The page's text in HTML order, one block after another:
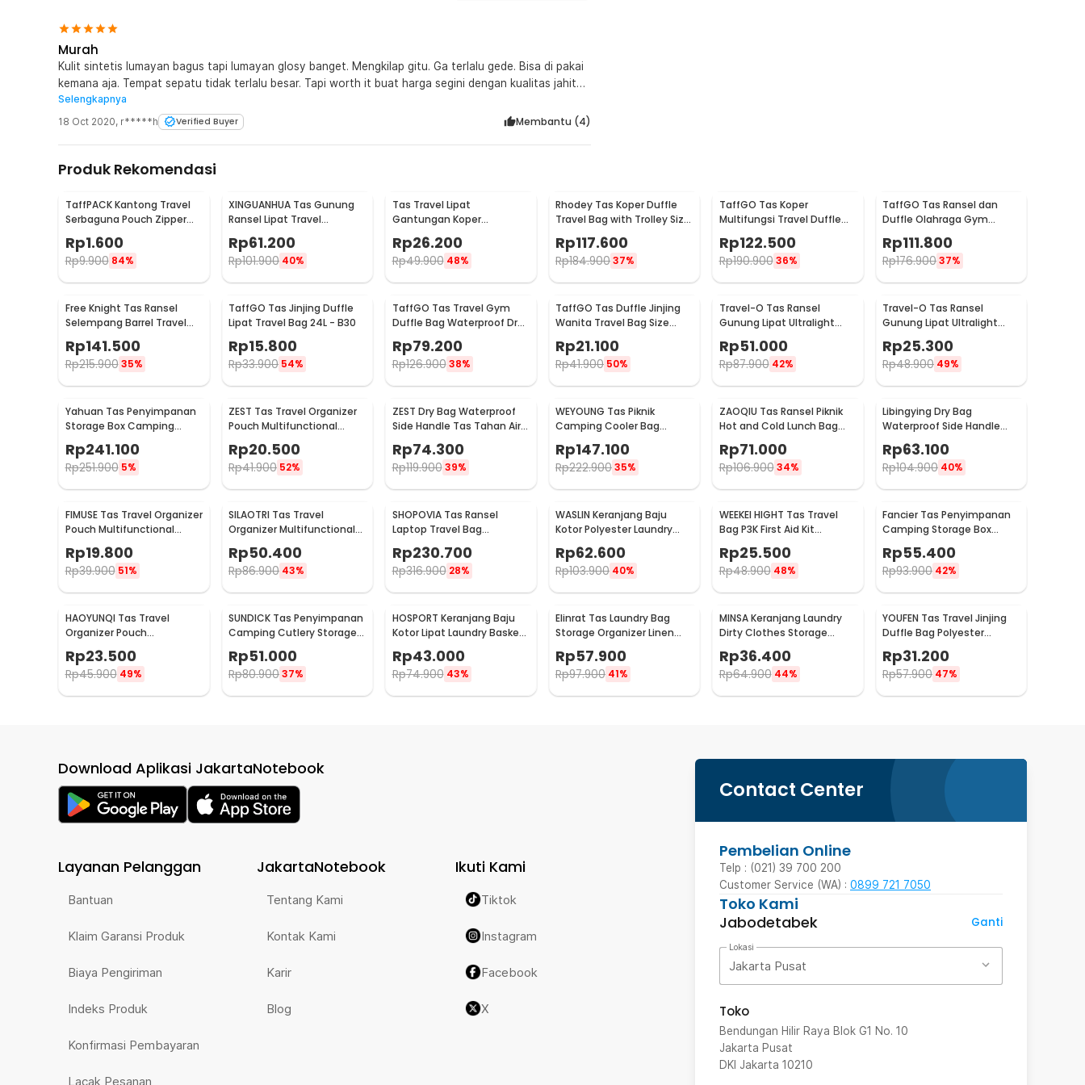
Murah
Kulit sintetis lumayan bagus tapi lumayan glosy banget. Mengkilap gitu. Ga terlalu gede. Bisa di pakai
kemana aja. Tempat sepatu tidak terlalu besar. Tapi worth it buat harga segini dengan kualitas jahitan
bagus dan bahan yang tidak terlihat murah
Selengkapnya
18 Oct 2020, r*****h Verified Buyer Membantu (4)
Produk Rekomendasi
TaffPACK Kantong Travel
Serbaguna Pouch Zipper
Organizer 1 PCS - CC-003
Rp1.600
Rp9.900 84%
XINGUANHUA Tas Gunung
Ransel Lipat Travel
Backpack Waterproof 17L -
GC17
Rp61.200
Rp101.900 40%
Tas Travel Lipat
Gantungan Koper
Waterproof Portable
Folding Bag 32L - SW1014
Rp26.200
Rp49.900 48%
Rhodey Tas Koper Duffle
Travel Bag with Trolley Size
Rp117.600
Rp184.90037%
TaffGO Tas Koper
Multifungsi Travel Duffle
Concept Eyes - D30
Rp122.500
Rp190.900 36%
TaffGO Tas Ransel dan
Duffle Olahraga Gym
Fitness Bag 2in1 Polyester -
T90
Rp111.800
Rp176.90037%
Free Knight Tas Ransel
Selempang Barrel Travel
CC05
Rp141.500
Rp215.900 35%
TaffGO Tas Jinjing Duffle
Lipat Travel Bag 24L - B30
Rp15.800
Rp33.900 54%
TaffGO Tas Travel Gym
Duffle Bag Waterproof Dry
Rp79.200
Rp126.900 38%
TaffGO Tas Duffle Jinjing
Wanita Travel Bag Size
Rp21.100
Rp41.900 50%
Travel-O Tas Ransel
Gunung Lipat Ultralight
LC19
Rp51.000
Rp87.900 42%
Travel-O Tas Ransel
Gunung Lipat Ultralight
Backpack Waterproof -
LC21
Rp25.300
Rp48.900 49%
Yahuan Tas Penyimpanan
Storage Box Camping
- YN-29
Rp241.100
Rp251.900 5%
ZEST Tas Travel Organizer
Pouch Multifunctional
BM012N1019
Rp20.500
Rp41.900 52%
ZEST Dry Bag Waterproof
Side Handle Tas Tahan Air
Poliester PVC Nilon 10L -
OB109
Rp74.300
Rp119.900 39%
WEYOUNG Tas Piknik
Camping Cooler Bag
H42
Rp147.100
Rp222.90035%
ZAOQIU Tas Ransel Piknik
Hot and Cold Lunch Bag
Rp71.000
Rp106.900 34%
Libingying Dry Bag
Waterproof Side Handle
Crossbody Tas Tahan Air
PVC 10L - DB51
Rp63.100
Rp104.900 40%
FIMUSE Tas Travel Organizer
Pouch Multifunctional
Storage Bag - F15
Rp19.800
Rp39.900 51%
SILAOTRI Tas Travel
Organizer Multifunctional
SLR24
Rp50.400
Rp86.900 43%
SHOPOVIA Tas Ransel
Laptop Travel Bag
Waterproof with USB Port
35L - KC14
Rp230.700
Rp316.900 28%
WASLIN Keranjang Baju
Kotor Polyester Laundry
Bag 3 Sections - WS30
Rp62.600
Rp103.900 40%
WEEKEI HIGHT Tas Travel
Bag P3K First Aid Kit
Rp25.500
Rp48.900 48%
Fancier Tas Penyimpanan
Camping Storage Box
- FC-19
Rp55.400
Rp93.900 42%
HAOYUNQI Tas Travel
Organizer Pouch
Multifunctional Storage
Bag - XD130
Rp23.500
Rp45.900 49%
SUNDICK Tas Penyimpanan
Camping Cutlery Storage
Rp51.000
Rp80.90037%
HOSPORT Keranjang Baju
Kotor Lipat Laundry Basket
Foldable 100L - H10
Rp43.000
Rp74.900 43%
Elinrat Tas Laundry Bag
Storage Organizer Linen
Rp57.900
Rp97.900 41%
MINSA Keranjang Laundry
Dirty Clothes Storage
Basket Wall Mounted -
MSU29
Rp36.400
Rp64.900 44%
YOUFEN Tas Travel Jinjing
Duffle Bag Polyester
75x36x33cm - X75
Rp31.200
Rp57.900 47%
Contact Center
Pembelian Online
Telp : (021) 39 700 200
Customer Service (WA) : 0899 721 7050
Toko Kami
Jabodetabek
Ganti
Lokasi
Jakarta Pusat
Toko
Bendungan Hilir Raya Blok G1 No. 10
Jakarta Pusat
DKI Jakarta 10210
Download Aplikasi JakartaNotebook
Layanan Pelanggan
Bantuan
Klaim Garansi Produk
Biaya Pengiriman
Indeks Produk
Konfirmasi Pembayaran
Lacak Pesanan
JakartaNotebook
Tentang Kami
Kontak Kami
Karir
Blog
Ikuti Kami
Tiktok
Instagram
Facebook
X